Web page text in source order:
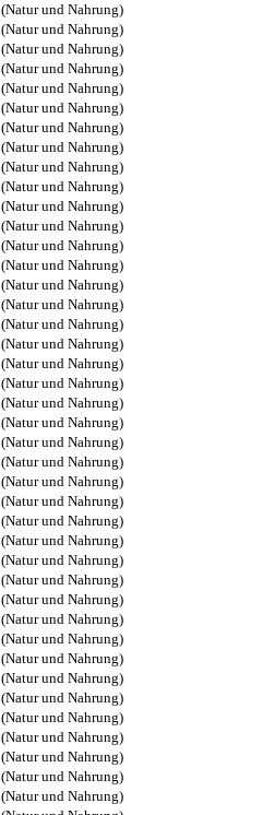
(Natur und Nahrung)
(Natur und Nahrung)
(Natur und Nahrung)
(Natur und Nahrung)
(Natur und Nahrung)
(Natur und Nahrung)
(Natur und Nahrung)
(Natur und Nahrung)
(Natur und Nahrung)
(Natur und Nahrung)
(Natur und Nahrung)
(Natur und Nahrung)
(Natur und Nahrung)
(Natur und Nahrung)
(Natur und Nahrung)
(Natur und Nahrung)
(Natur und Nahrung)
(Natur und Nahrung)
(Natur und Nahrung)
(Natur und Nahrung)
(Natur und Nahrung)
(Natur und Nahrung)
(Natur und Nahrung)
(Natur und Nahrung)
(Natur und Nahrung)
(Natur und Nahrung)
(Natur und Nahrung)
(Natur und Nahrung)
(Natur und Nahrung)
(Natur und Nahrung)
(Natur und Nahrung)
(Natur und Nahrung)
(Natur und Nahrung)
(Natur und Nahrung)
(Natur und Nahrung)
(Natur und Nahrung)
(Natur und Nahrung)
(Natur und Nahrung)
(Natur und Nahrung)
(Natur und Nahrung)
(Natur und Nahrung)